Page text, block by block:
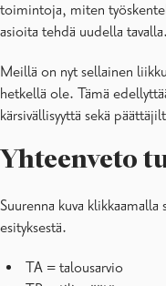
toimintoja, miten
asioita tehdä uudella tavalla.
Meillä on nyt sellainen
hetkellä ole. Tämä
kärsivällisyyttä sekä
Yhteenveto
Suurenna kuva
esityksestä.
TA = talousarvio